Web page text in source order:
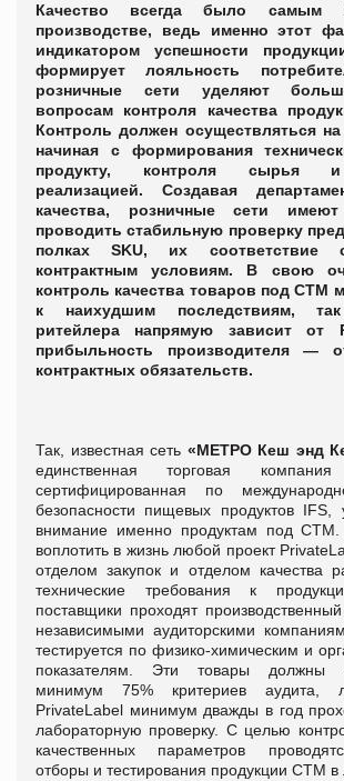
Качество всегда было самым
производстве, ведь именно этот
индикатором успешности
формирует лояльность
розничные сети уделяют
вопросам контроля качества
Контроль должен осуществляться
начиная с формирования
продукту, контроля сырья и
реализацией. Создавая
качества, розничные сети имеют
проводить стабильную проверку
полках SKU, их соответствие
контрактным условиям. В свою
контроль качества товаров под СТМ
к наихудшим последствиям,
ритейлера напрямую зависитот
прибыльность производителя —
контрактных обязательств.
Так, известная сеть «МЕТРО Кеш энд
единственная торговая
сертифицированная по
безопасности пищевых продуктов IFS,
внимание именно продуктам под
воплотить в жизнь любой проект
отделом закупок и отделом качества
технические требования к
поставщики проходят
независимыми аудиторскими
тестируется по физико-химическим и
показателям. Эти товары должны
минимум 75% критериев аудита,
PrivateLabel минимум дважды в год
лабораторную проверку. С целью
качественных параметров
отборы и тестирования продукции СТМ в